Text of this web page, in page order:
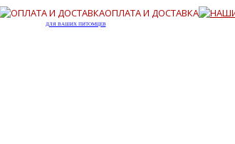
ОПЛАТА И ДОСТАВКА
ДЛЯ ВАШИХ ПИТОМЦЕВ